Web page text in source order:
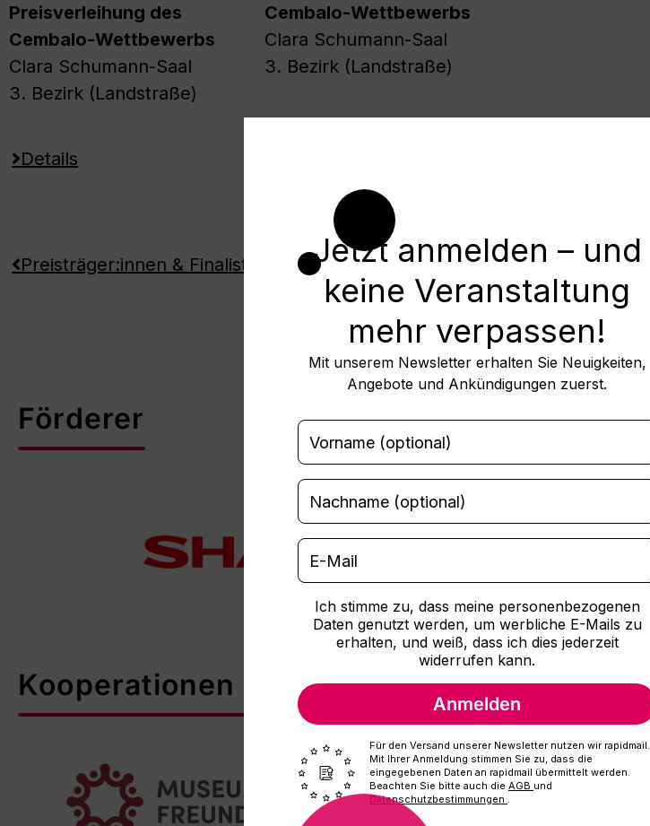
Preisverleihung des
Cembalo-Wettbewerbs
Clara Schumann-Saal
3. Bezirk (Landstraße)
Details
Cembalo-Wettbewerbs
Clara Schumann-Saal
3. Bezirk (Landstraße)
Preisträger:innen & Finalist:innen
Förderer
Kooperationen & Partner:innen
Jetzt anmelden – und
keine Veranstaltung
mehr verpassen!
Mit unserem Newsletter erhalten Sie Neuigkeiten,
Angebote und Ankündigungen zuerst.
Ich stimme zu, dass meine personenbezogenen
Daten genutzt werden, um werbliche E-Mails zu
erhalten, und weiß, dass ich dies jederzeit
widerrufen kann.
Anmelden
Für den Versand unserer Newsletter nutzen wir rapidmail.
Mit Ihrer Anmeldung stimmen Sie zu, dass die
eingegebenen Daten an rapidmail übermittelt werden.
Beachten Sie bitte auch die AGB und
Datenschutzbestimmungen .